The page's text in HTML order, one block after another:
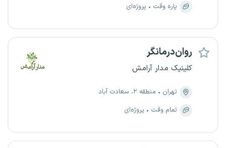
پاره وقت
پروژه‌ای
روان‌درمانگر
کلینیک مدار آرامش
تهران
منطقه ۲، سعادت آباد
تمام وقت
پروژه‌ای